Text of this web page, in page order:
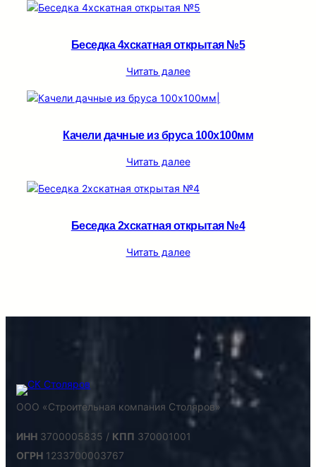
Беседка 4хскатная открытая №5
Читать далее
Качели дачные из бруса 100х100мм
Читать далее
Беседка 2хскатная открытая №4
Читать далее
ООО «Строительная компания Столяров»
ИНН 3700005835 / КПП 370001001
ОГРН 1233700003767